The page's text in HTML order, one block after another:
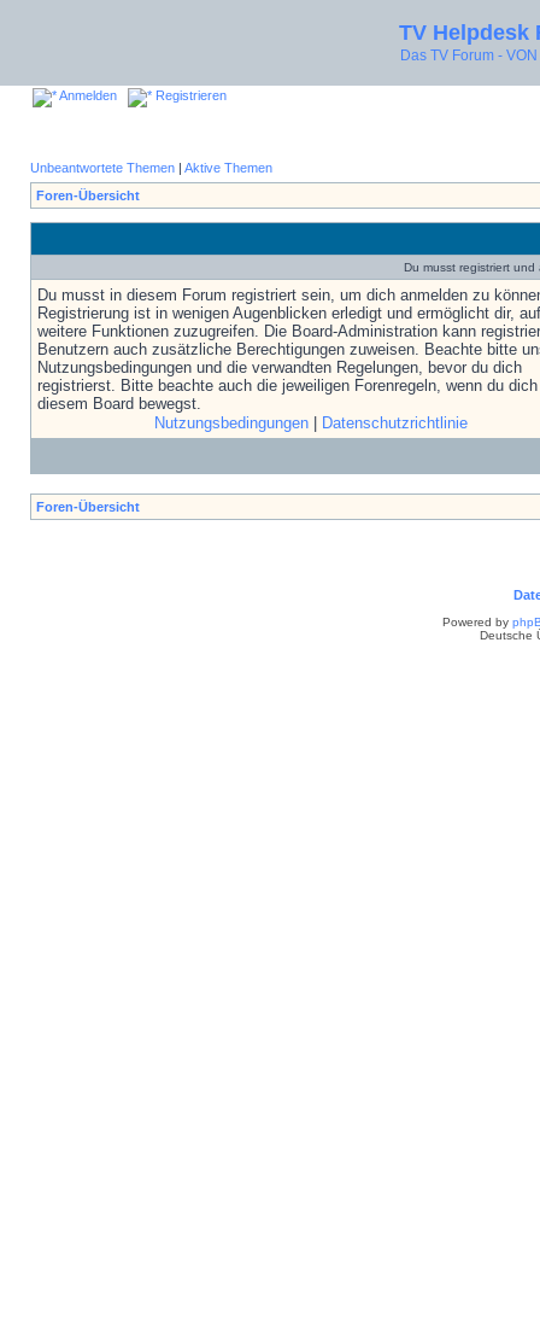
TV Helpdesk
Das TV Forum -
Anmelden Registrieren
Unbeantwortete Themen | Aktive Themen
Foren-Übersicht
Du musst registriert
Du musst in diesem Forum registriert sein, um dich anmelden zu
Registrierung ist in wenigen Augenblicken erledigt und ermöglicht dir, auf
weitere Funktionen zuzugreifen. Die Board-Administration kann
Benutzern auch zusätzliche Berechtigungen zuweisen. Beachte bitte
Nutzungsbedingungen und die verwandten Regelungen, bevor du dich
registrierst. Bitte beachte auch die jeweiligen Forenregeln, wenn du
diesem Board bewegst.
Nutzungsbedingungen| Datenschutzrichtlinie
Foren-Übersicht
Powered by
Deutsche